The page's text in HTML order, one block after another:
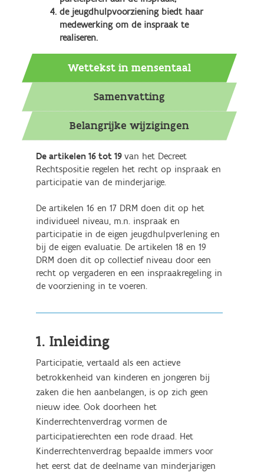
de jeugdhulpvoorziening biedt haar
medewerking om de inspraak te
realiseren.
Wettekst in mensentaal
Samenvatting
Belangrijke wijzigingen
De artikelen 16 tot 19 van het Decreet
Rechtspositie regelen het recht op inspraak en
participatie van de minderjarige.
De artikelen 16 en 17 DRM doen dit op het
individueel niveau, m.n. inspraak en
participatie in de eigen jeugdhulpverlening en
bij de eigen evaluatie. De artikelen 18 en 19
DRM doen dit op collectief niveau door een
recht op vergaderen en een inspraakregeling in
de voorziening in te voeren.
1. Inleiding
Participatie, vertaald als een actieve
betrokkenheid van kinderen en jongeren bij
zaken die hen aanbelangen, is op zich geen
nieuw idee. Ook doorheen het
Kinderrechtenverdrag vormen de
participatierechten een rode draad. Het
Kinderrechtenverdrag bepaalde immers voor
het eerst dat de deelname van minderjarigen